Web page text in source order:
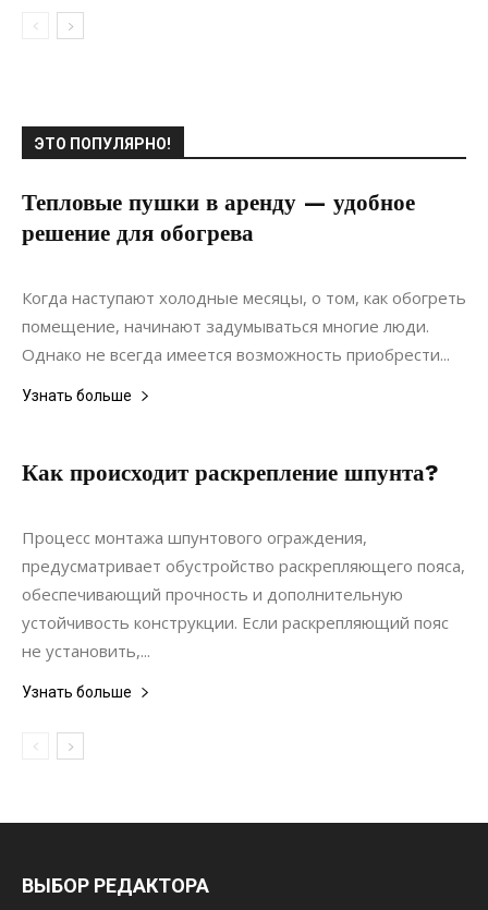
ЭТО ПОПУЛЯРНО!
Тепловые пушки в аренду — удобное
решение для обогрева
11.03.2022
Когда наступают холодные месяцы, о том, как обогреть
помещение, начинают задумываться многие люди.
Однако не всегда имеется возможность приобрести...
Узнать больше
Как происходит раскрепление шпунта?
22.05.2022
Процесс монтажа шпунтового ограждения,
предусматривает обустройство раскрепляющего пояса,
обеспечивающий прочность и дополнительную
устойчивость конструкции. Если раскрепляющий пояс
не установить,...
Узнать больше
ВЫБОР РЕДАКТОРА